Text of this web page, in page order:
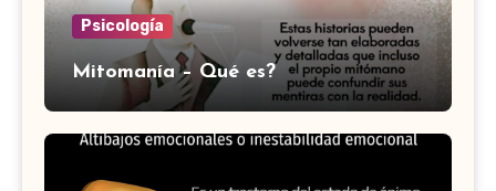
Psicología
Mitomanía – Qué es?